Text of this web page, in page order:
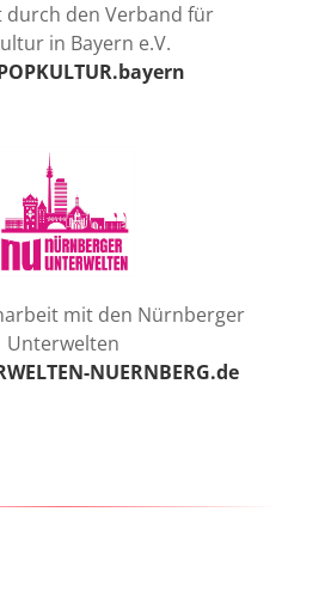
durch den Verband für
in Bayern e.V.
mit den Nürnberger
Unterwelten
NUERNBERG.de